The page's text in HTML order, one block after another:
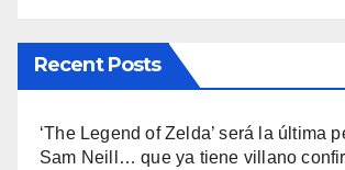
Recent Posts
‘The Legend of Zelda’ será la última
Sam Neill… que ya tiene villano